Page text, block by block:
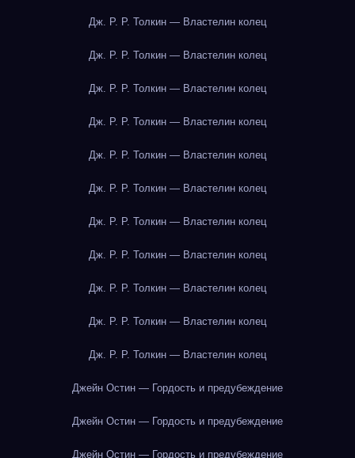
Дж. Р. Р. Толкин — Властелин колец
Дж. Р. Р. Толкин — Властелин колец
Дж. Р. Р. Толкин — Властелин колец
Дж. Р. Р. Толкин — Властелин колец
Дж. Р. Р. Толкин — Властелин колец
Дж. Р. Р. Толкин — Властелин колец
Дж. Р. Р. Толкин — Властелин колец
Дж. Р. Р. Толкин — Властелин колец
Дж. Р. Р. Толкин — Властелин колец
Дж. Р. Р. Толкин — Властелин колец
Дж. Р. Р. Толкин — Властелин колец
Джейн Остин — Гордость и предубеждение
Джейн Остин — Гордость и предубеждение
Джейн Остин — Гордость и предубеждение